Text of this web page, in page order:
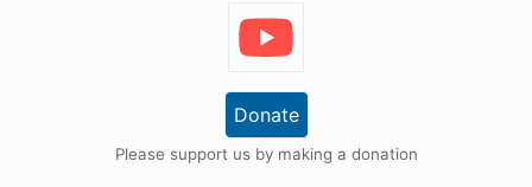
Donate
Please support us by making a donation